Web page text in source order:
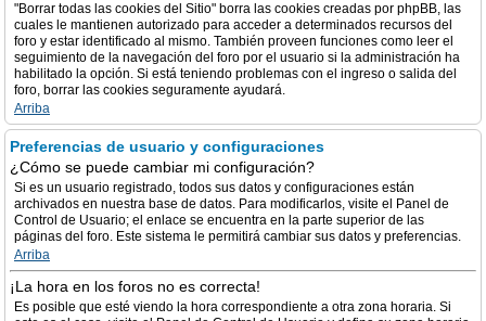
"Borrar todas las cookies del Sitio" borra las cookies creadas por phpBB, las
cuales le mantienen autorizado para acceder a determinados recursos del
foro y estar identificado al mismo. También proveen funciones como leer el
seguimiento de la navegación del foro por el usuario si la administración ha
habilitado la opción. Si está teniendo problemas con el ingreso o salida del
foro, borrar las cookies seguramente ayudará.
Arriba
Preferencias de usuario y configuraciones
¿Cómo se puede cambiar mi configuración?
Si es un usuario registrado, todos sus datos y configuraciones están
archivados en nuestra base de datos. Para modificarlos, visite el Panel de
Control de Usuario; el enlace se encuentra en la parte superior de las
páginas del foro. Este sistema le permitirá cambiar sus datos y preferencias.
Arriba
¡La hora en los foros no es correcta!
Es posible que esté viendo la hora correspondiente a otra zona horaria. Si